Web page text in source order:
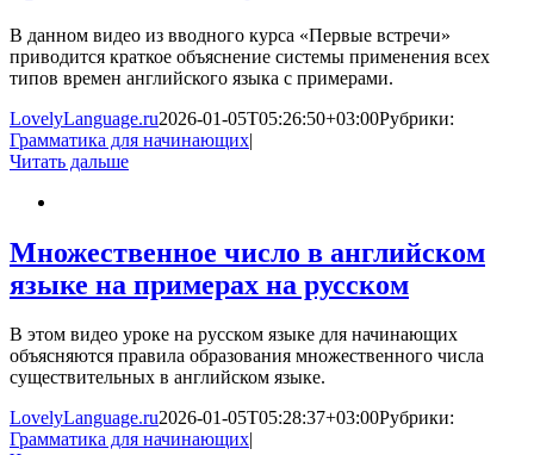
В данном видео из вводного курса «Первые встречи»
приводится краткое объяснение системы применения всех
типов времен английского языка с примерами.
LovelyLanguage.ru2026-01-05T05:26:50+03:00Рубрики:
Грамматика для начинающих|
Читать дальше
Множественное число в английском
языке на примерах на русском
В этом видео уроке на русском языке для начинающих
объясняются правила образования множественного числа
существительных в английском языке.
LovelyLanguage.ru2026-01-05T05:28:37+03:00Рубрики:
Грамматика для начинающих|